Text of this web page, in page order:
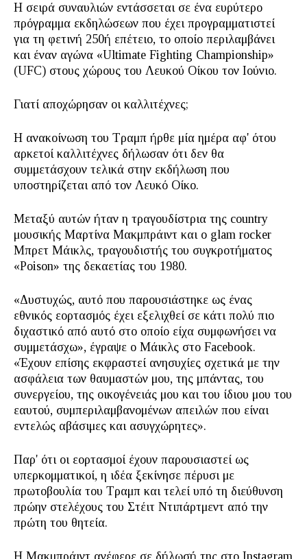
Η σειρά συναυλιών εντάσσεται σε ένα ευρύτερο
πρόγραμμα εκδηλώσεων που έχει προγραμματιστεί
για τη φετινή 250ή επέτειο, το οποίο περιλαμβάνει
και έναν αγώνα «Ultimate Fighting Championship»
(UFC) στους χώρους του Λευκού Οίκου τον Ιούνιο.
Γιατί αποχώρησαν οι καλλιτέχνες;
Η ανακοίνωση του Τραμπ ήρθε μία ημέρα αφ' ότου
αρκετοί καλλιτέχνες δήλωσαν ότι δεν θα
συμμετάσχουν τελικά στην εκδήλωση που
υποστηρίζεται από τον Λευκό Οίκο.
Μεταξύ αυτών ήταν η τραγουδίστρια της country
μουσικής Mαρτίνα Μακμπράιντ και ο glam rocker
Μπρετ Μάικλς, τραγουδιστής του συγκροτήματος
«Poison» της δεκαετίας του 1980.
«Δυστυχώς, αυτό που παρουσιάστηκε ως ένας
εθνικός εορτασμός έχει εξελιχθεί σε κάτι πολύ πιο
διχαστικό από αυτό στο οποίο είχα συμφωνήσει να
συμμετάσχω», έγραψε ο Mάικλς στο Facebook.
«Έχουν επίσης εκφραστεί ανησυχίες σχετικά με την
ασφάλεια των θαυμαστών μου, της μπάντας, του
συνεργείου, της οικογένειάς μου και του ίδιου μου του
εαυτού, συμπεριλαμβανομένων απειλών που είναι
εντελώς αβάσιμες και ασυγχώρητες».
Παρ' ότι οι εορτασμοί έχουν παρουσιαστεί ως
υπερκομματικοί, η ιδέα ξεκίνησε πέρυσι με
πρωτοβουλία του Τραμπ και τελεί υπό τη διεύθυνση
πρώην στελέχους του Στέιτ Ντιπάρτμεντ από την
πρώτη του θητεία.